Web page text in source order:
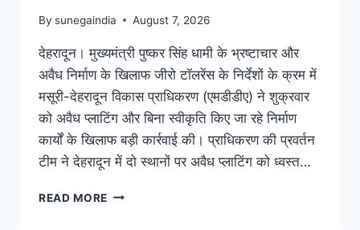
By sunegaindia August 7, 2026
देहरादून। मुख्यमंत्री पुष्कर सिंह धामी के भ्रष्टाचार और
अवैध निर्माण के खिलाफ जीरो टॉलरेंस के निर्देशों के क्रम में
मसूरी-देहरादून विकास प्राधिकरण (एमडीडीए) ने शुक्रवार
को अवैध प्लाटिंग और बिना स्वीकृति किए जा रहे निर्माण
कार्यों के खिलाफ बड़ी कार्रवाई की। प्राधिकरण की प्रवर्तन
टीम ने देहरादून में दो स्थानों पर अवैध प्लाटिंग को ध्वस्त…
READ MORE